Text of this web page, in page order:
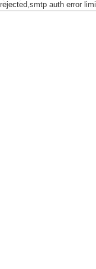
rejected,smtp auth error